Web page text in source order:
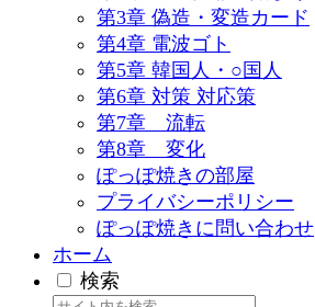
第3章 偽造・変造カード
第4章 電波ゴト
第5章 韓国人・○国人
第6章 対策 対応策
第7章 流転
第8章 変化
ぽっぽ焼きの部屋
プライバシーポリシー
ぽっぽ焼きに問い合わせ
ホーム
検索